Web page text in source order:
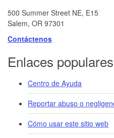
500 Summer Street NE, E15
Salem, OR 97301
Contáctenos
Enlaces populares
Centro de Ayuda
Reportar abuso o
Cómo usar este sitio web